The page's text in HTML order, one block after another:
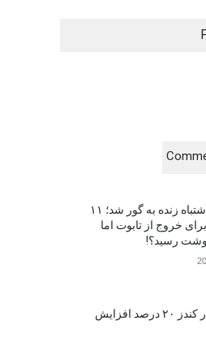
زن برزیلی که به اشتباه زنده به گور شد؛ ۱۱
خروج از تابوت اما
رسید؟!
حاصلات خربوزه در کندز ۲۰ درصد افزایش